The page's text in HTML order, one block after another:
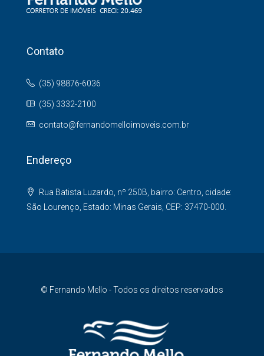
Contato
(35) 98876-6036
(35) 3332-2100
contato@fernandomelloimoveis.com.br
Endereço
Rua Batista Luzardo, nº 250B, bairro: Centro, cidade:
São Lourenço, Estado: Minas Gerais, CEP: 37470-000.
© Fernando Mello - Todos os direitos reservados